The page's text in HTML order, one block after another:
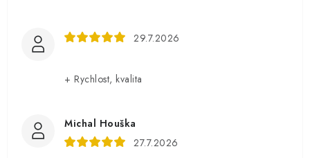
29.7.2026
+ Rychlost, kvalita
Michal Houška
27.7.2026